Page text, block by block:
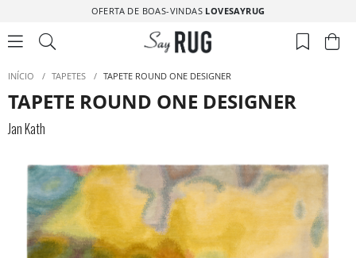
OFERTA DE BOAS-VINDAS LOVESAYRUG
INÍCIO / TAPETES / TAPETE ROUND ONE DESIGNER
TAPETE ROUND ONE DESIGNER
Jan Kath